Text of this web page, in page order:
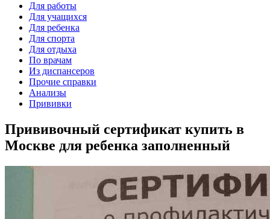
Для работы
Для учащихся
Для ребенка
Для спорта
Для отдыха
По врачам
Из диспансеров
Прочие справки
Анализы
Прививки
Прививочный сертификат купить в
Москве для ребенка заполненный